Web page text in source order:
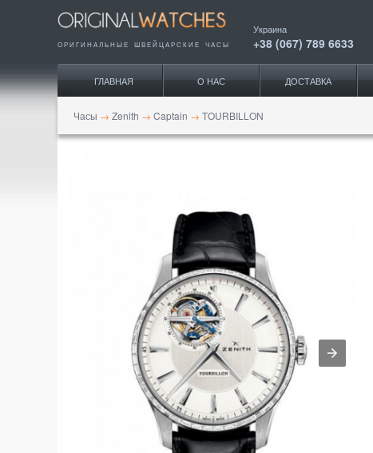
ОРИГИНАЛЬНЫЕ ШВЕЙЦАРСКИЕ ЧАСЫ
Украина
+38 (067) 789 6633
ГЛАВНАЯ О НАС ДОСТАВКА
Часы → Zenith → Captain → TOURBILLON